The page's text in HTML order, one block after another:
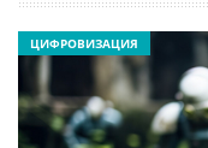
ЦИФРОВИЗАЦИЯ